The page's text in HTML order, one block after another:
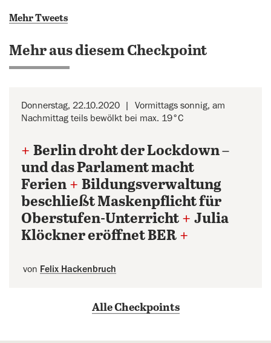
Mehr Tweets
Mehr aus diesem Checkpoint
Donnerstag, 22.10.2020
Vormittags sonnig, am
Nachmittag teils bewölkt bei max. 19°C
+ Berlin droht der Lockdown –
und das Parlament macht
Ferien + Bildungsverwaltung
beschließt Maskenpflicht für
Oberstufen-Unterricht + Julia
Klöckner eröffnet BER +
von Felix Hackenbruch
Alle Checkpoints